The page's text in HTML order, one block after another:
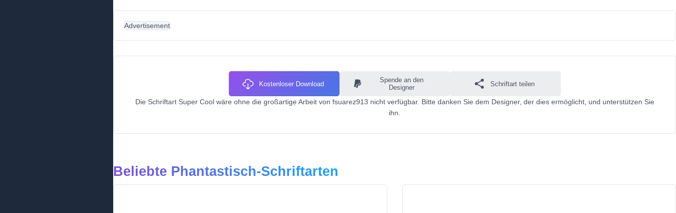
Advertisement
Kostenloser Download
Spende an den
Designer
Schriftart teilen
Die Schriftart Super Cool wäre ohne die großartige Arbeit von fsuarez913 nicht verfügbar. Bitte danken Sie dem Designer, der dies ermöglicht, und unterstützen Sie
ihn.
Beliebte Phantastisch-Schriftarten